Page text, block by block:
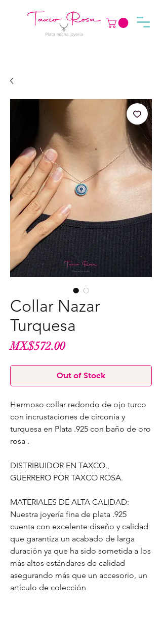
Collar Nazar
Turquesa
MX$572.00Price
Out of Stock
Hermoso collar redondo de ojo turco
con incrustaciones de circonia y
turquesa en Plata .925 con baño de oro
rosa .
DISTRIBUIDOR EN TAXCO.,
GUERRERO POR TAXCO ROSA.
MATERIALES DE ALTA CALIDAD:
Nuestra joyería fina de plata .925
cuenta con excelente diseño y calidad
que garantiza un acabado de larga
duración ya que ha sido sometida a los
más altos estándares de calidad
asegurando más que un accesorio, un
artículo de colección